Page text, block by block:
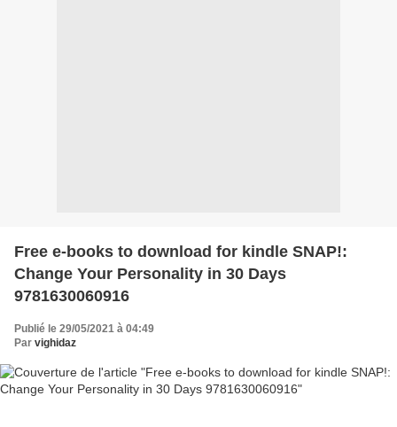
Free e-books to download for kindle SNAP!:
Change Your Personality in 30 Days
9781630060916
Publié le 29/05/2021 à 04:49
Par vighidaz